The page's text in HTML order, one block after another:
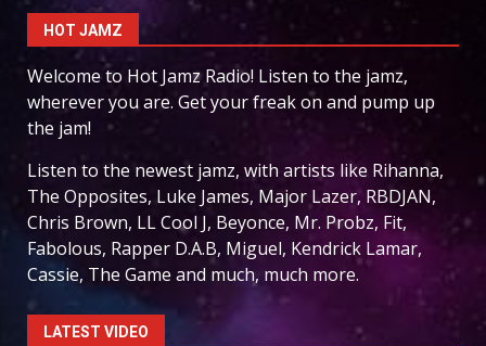
HOT JAMZ
Welcome to Hot Jamz Radio! Listen to the jamz,
wherever you are. Get your freak on and pump up
the jam!
Listen to the newest jamz, with artists like Rihanna,
The Opposites, Luke James, Major Lazer, RBDJAN,
Chris Brown, LL Cool J, Beyonce, Mr. Probz, Fit,
Fabolous, Rapper D.A.B, Miguel, Kendrick Lamar,
Cassie, The Game and much, much more.
LATEST VIDEO